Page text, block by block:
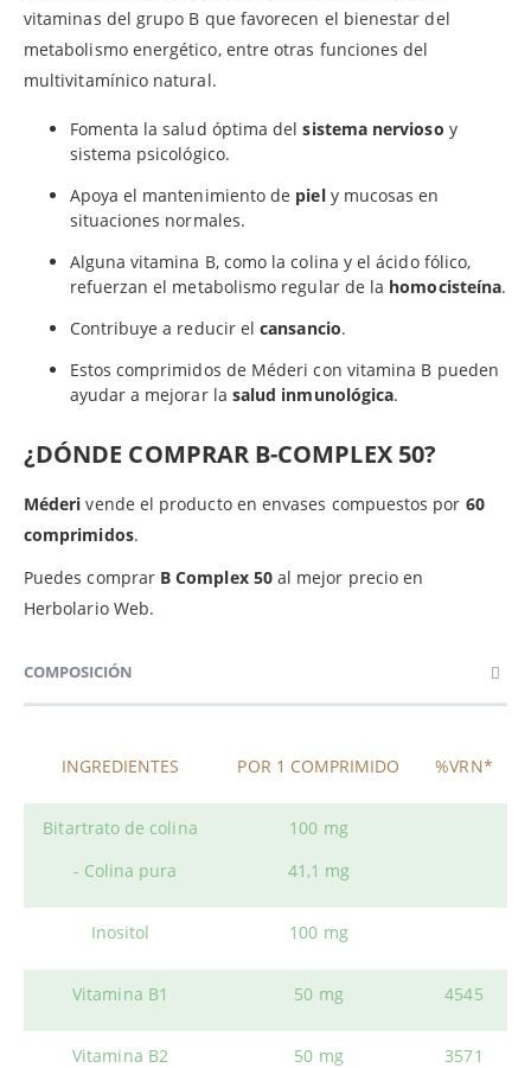
vitaminas del grupo B que favorecen el bienestar del
metabolismo energético, entre otras funciones del
multivitamínico natural.
Fomenta la salud óptima delsistema nervioso y
sistema psicológico.
Apoya el mantenimiento de piely mucosas en
situaciones normales.
Alguna vitamina B, como la colina y el ácido fólico,
refuerzan el metabolismo regular de la homocisteína.
Contribuye a reducir elcansancio.
Estos comprimidos de Méderi con vitamina B pueden
ayudar a mejorar la salud inmunológica.
¿DÓNDE COMPRAR B-COMPLEX 50?
Méderi vende el producto en envases compuestos por 60
comprimidos.
Puedes comprar B Complex 50al mejor precio en
Herbolario Web.
COMPOSICIÓN
INGREDIENTES POR 1 COMPRIMIDO %VRN*
Bitartrato de colina
- Colina pura
100 mg
41,1 mg
Inositol 100 mg
Vitamina B1 50 mg 4545
Vitamina B2 50 mg 3571